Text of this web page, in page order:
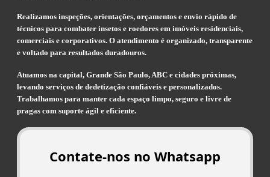
Realizamos inspeções, orientações, orçamentos e envio rápido de
técnicos para combater insetos e roedores em imóveis residenciais,
comerciais e corporativos. O atendimento é organizado, transparente
e voltado para resultados duradouros.
Atuamos na capital, Grande São Paulo, ABC e cidades próximas,
levando serviços de dedetização confiáveis e personalizados.
Trabalhamos para manter cada espaço limpo, seguro e livre de
pragas com suporte ágil e eficiente.
Contate-nos no Whatsapp